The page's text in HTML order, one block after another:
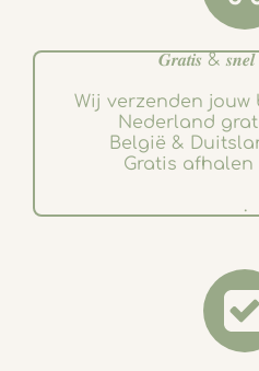
𝑮𝒓𝒂𝒕𝒊𝒔 &
Wij verzenden
Nederland
België &
Gratis
.